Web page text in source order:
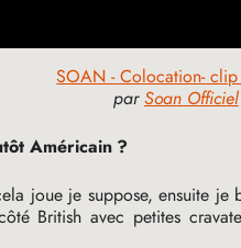
SOAN - Colocation-
parSoan Officiel
Américain ?
joue je suppose, ensuite
British avec petites